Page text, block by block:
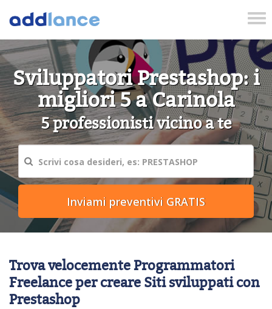
Sviluppatori Prestashop: i
migliori 5 a Carinola
5 professionisti vicino a te
Trova velocemente Programmatori
Freelance per creare Siti sviluppati con
Prestashop